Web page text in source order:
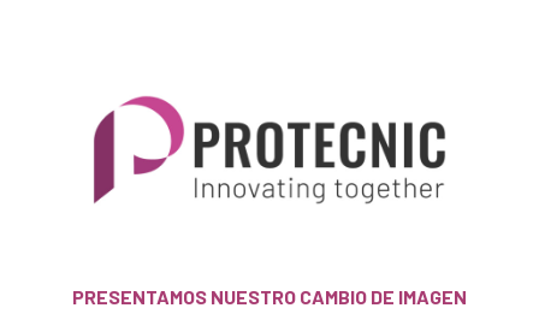
PRESENTAMOS NUESTRO CAMBIO DE IMAGEN